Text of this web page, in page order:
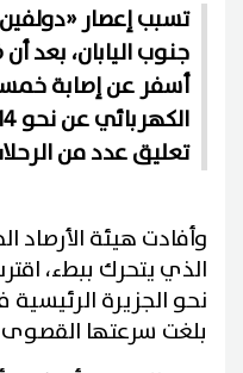
تسبب إعصار
جنوب اليابان، بعد
أسفر عن إصابة
تعليق عدد من
وأفادت هيئة الأرصاد
الذي يتحرك ببطء،
نحو الجزيرة الرئيسية
بلغت سرعتها القصوى 144 كيلومتراً في الساعة.